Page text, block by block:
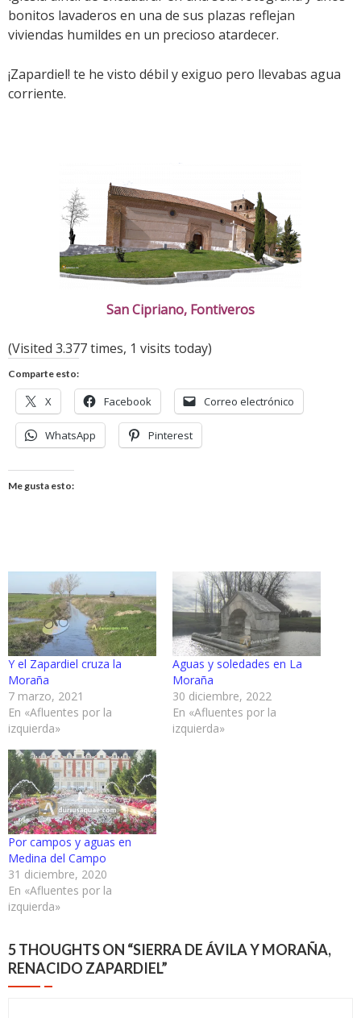
bonitos lavaderos en una de sus plazas reflejan
viviendas humildes en un precioso atardecer.
¡Zapardiel! te he visto débil y exiguo pero llevabas agua
corriente.
San Cipriano, Fontiveros
(Visited 3.377 times, 1 visits today)
Comparte esto:
X Facebook Correo electrónico
WhatsApp Pinterest
Me gusta esto:
Y el Zapardiel cruza la
Moraña
7 marzo, 2021
En «Afluentes por la
izquierda»
Aguas y soledades en La
Moraña
30 diciembre, 2022
En «Afluentes por la
izquierda»
Por campos y aguas en
Medina del Campo
31 diciembre, 2020
En «Afluentes por la
izquierda»
5 THOUGHTS ON “SIERRA DE ÁVILA Y MORAÑA,
RENACIDO ZAPARDIEL”